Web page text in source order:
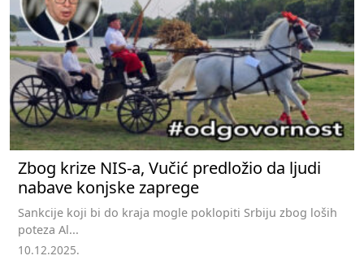
Zbog krize NIS-a, Vučić predložio da ljudi
nabave konjske zaprege
Sankcije koji bi do kraja mogle poklopiti Srbiju zbog loših
poteza Al...
10.12.2025.